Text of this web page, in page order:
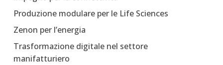
Produzione modulare per le Life Sciences
Zenon per l’energia
Trasformazione digitale nel settore
manifatturiero